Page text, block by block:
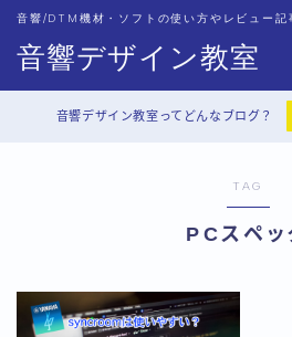
音響デザイン教室
音響/DTM機材・ソフトの使い方やレビュー記
音響デザイン教室ってどんなブログ？
TAG
PCスペッ